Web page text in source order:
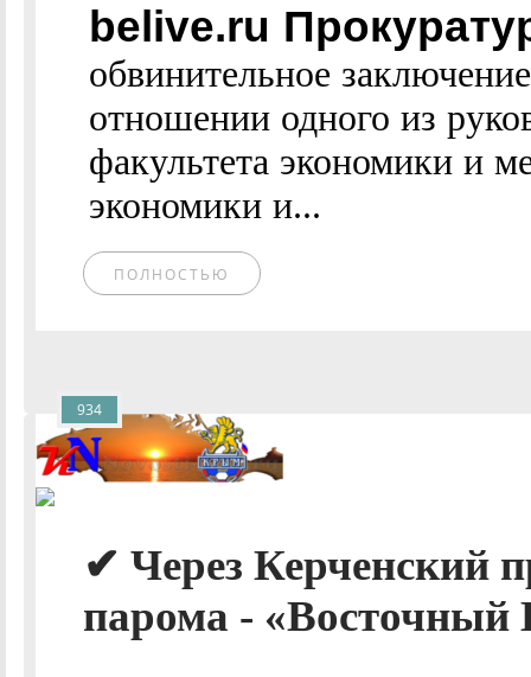
belive.ru
обвинительное
отношении одного из
факультета экономики и
экономики и...
ПОЛНОСТЬЮ
✔ Через Керченский
парома -
934